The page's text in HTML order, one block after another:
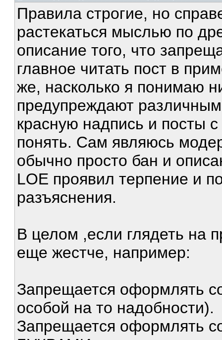
Правила строгие, но
растекаться мыслью по
описание того, что
главное читать пост в
же, насколько я понимаю
предупреждают
красную надпись и посты
понять. Сам являюсь
обычно просто бан и
LOE проявил терпение и
разъяснения.
В целом ,если глядеть на
еще жестче, например:
Запрещается оформлять
особой на то надобности).
Запрещается оформлять